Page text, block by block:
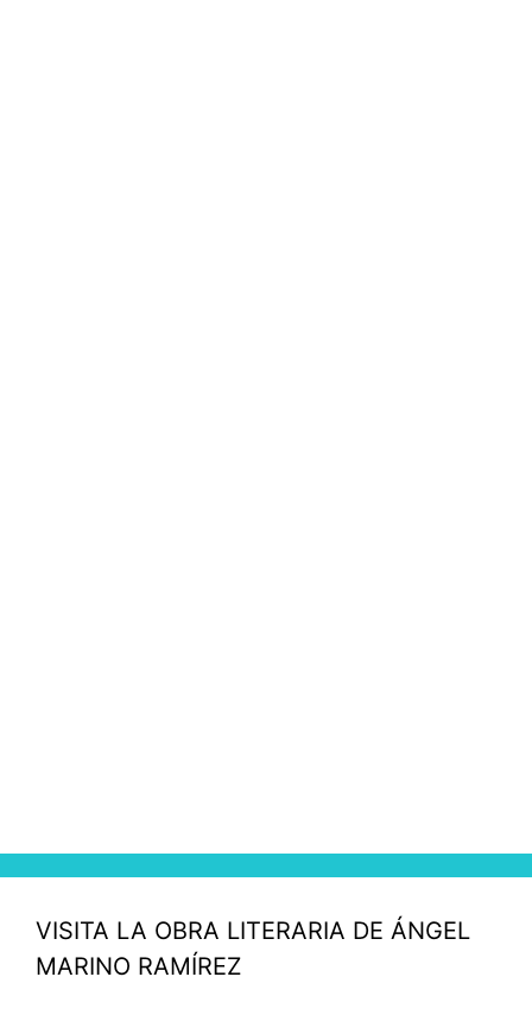
VISITA LA OBRA LITERARIA DE ÁNGEL
MARINO RAMÍREZ